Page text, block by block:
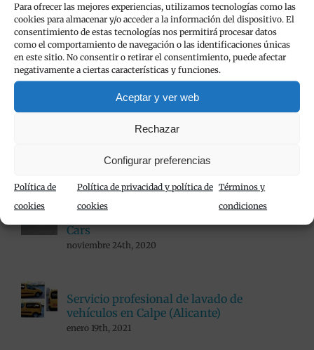
Para ofrecer las mejores experiencias, utilizamos tecnologías como las
cookies para almacenar y/o acceder a la información del dispositivo. El
consentimiento de estas tecnologías nos permitirá procesar datos
como el comportamiento de navegación o las identificaciones únicas
en este sitio. No consentir o retirar el consentimiento, puede afectar
negativamente a ciertas características y funciones.
Aceptar y ver web
Rechazar
Configurar preferencias
Política de
cookies
Política de privacidad y política de
cookies
Términos y
condiciones
Flota de vehículos de alquiler
Limpieza de vehículos
Viva Cars
Cars
noviembre 24th, 2020
Servicio profesional de lavado de
vehículos en Calpe (Alicante)
enero 19th, 2021